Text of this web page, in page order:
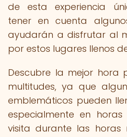
de esta experiencia
tener en cuenta
ayudarán a disfrutar al
por estos lugares llenos
Descubre la mejor hora
multitudes, ya que
emblemáticos pueden
especialmente en
visita durante las horas